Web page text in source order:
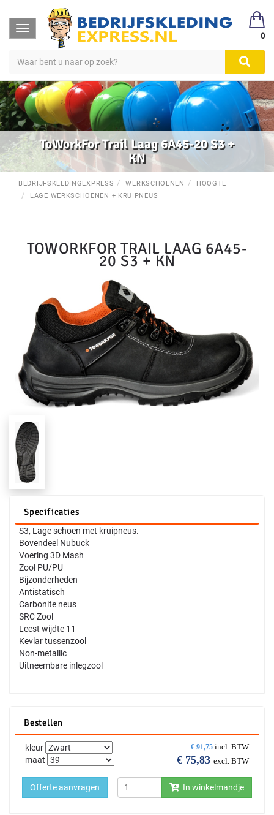
Toggle
navigation
0
ToWorkFor Trail Laag 6A45-20 S3 +
KN
BEDRIJFSKLEDINGEXPRESS WERKSCHOENEN
HOOGTE
LAGE WERKSCHOENEN + KRUIPNEUS
TOWORKFOR TRAIL LAAG 6A45-
20 S3 + KN
Specificaties
S3, Lage schoen met kruipneus.
Bovendeel Nubuck
Voering 3D Mash
Zool PU/PU
Bijzonderheden
Antistatisch
Carbonite neus
SRC Zool
Leest wijdte 11
Kevlar tussenzool
Non-metallic
Uitneembare inlegzool
Bestellen
€ 91,75 incl. BTW
€ 75,83 excl. BTW
kleur
maat
In winkelmandje
Offerte aanvragen